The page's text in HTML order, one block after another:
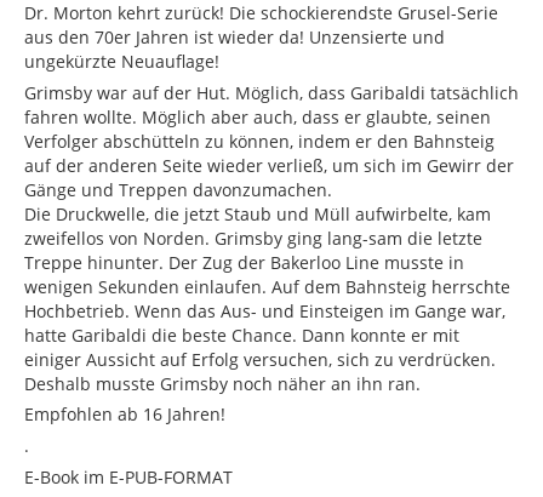
Dr. Morton kehrt zurück! Die schockierendste Grusel-Serie
aus den 70er Jahren ist wieder da! Unzensierte und
ungekürzte Neuauflage!
Grimsby war auf der Hut. Möglich, dass Garibaldi tatsächlich
fahren wollte. Möglich aber auch, dass er glaubte, seinen
Verfolger abschütteln zu können, indem er den Bahnsteig
auf der anderen Seite wieder verließ, um sich im Gewirr der
Gänge und Treppen davonzumachen.
Die Druckwelle, die jetzt Staub und Müll aufwirbelte, kam
zweifellos von Norden. Grimsby ging lang-sam die letzte
Treppe hinunter. Der Zug der Bakerloo Line musste in
wenigen Sekunden einlaufen. Auf dem Bahnsteig herrschte
Hochbetrieb. Wenn das Aus- und Einsteigen im Gange war,
hatte Garibaldi die beste Chance. Dann konnte er mit
einiger Aussicht auf Erfolg versuchen, sich zu verdrücken.
Deshalb musste Grimsby noch näher an ihn ran.
Empfohlen ab 16 Jahren!
.
E-Book im E-PUB-FORMAT